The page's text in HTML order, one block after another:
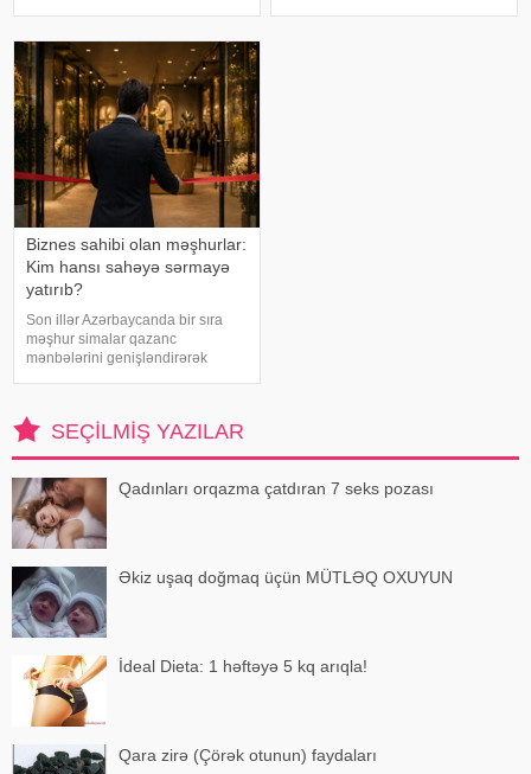
məşqçi Fatih Terimləı ünsiyyətdə
olub. Z.Hüseynov görüş zaman
Biznes sahibi olan məşhurlar:
Kim hansı sahəyə sərmayə
yatırıb?
Son illər Azərbaycanda bir sıra
məşhur simalar qazanc
mənbələrini genişləndirərək
restoran, kafe, geyim, gözəllik və
qida sektorunda fəaliyyət
SEÇILMIŞ YAZILAR
Qadınları orqazma çatdıran 7 seks pozası
Əkiz uşaq doğmaq üçün MÜTLƏQ OXUYUN
İdeal Dieta: 1 həftəyə 5 kq arıqla!
Qara zirə (Çörək otunun) faydaları